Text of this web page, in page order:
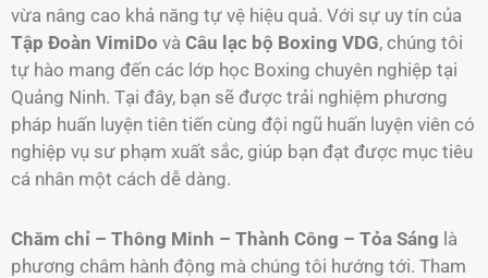
vừa nâng cao khả năng tự vệ hiệu quả. Với sự uy tín của
Tập Đoàn VimiDo và Câu lạc bộ Boxing VDG, chúng tôi
tự hào mang đến các lớp học Boxing chuyên nghiệp tại
Quảng Ninh. Tại đây, bạn sẽ được trải nghiệm phương
pháp huấn luyện tiên tiến cùng đội ngũ huấn luyện viên có
nghiệp vụ sư phạm xuất sắc, giúp bạn đạt được mục tiêu
cá nhân một cách dễ dàng.
Chăm chỉ – Thông Minh – Thành Công – Tỏa Sáng là
phương châm hành động mà chúng tôi hướng tới. Tham